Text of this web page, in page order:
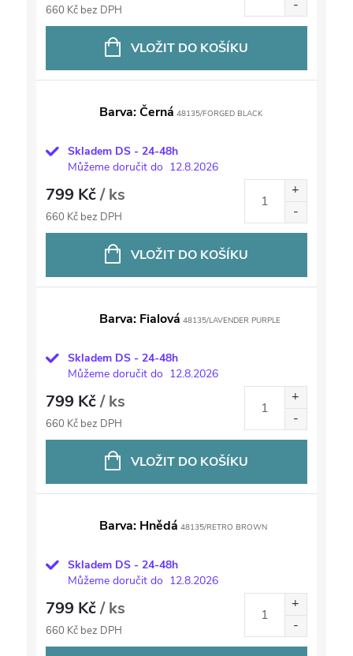
660 Kč bez DPH
VLOŽIT DO KOŠÍKU
Barva: Černá 48135/FORGED BLACK
Skladem DS - 24-48h
Můžeme doručit do 12.8.2026
799 Kč/ ks
660 Kč bez DPH
VLOŽIT DO KOŠÍKU
Barva: Fialová 48135/LAVENDER PURPLE
Skladem DS - 24-48h
Můžeme doručit do 12.8.2026
799 Kč/ ks
660 Kč bez DPH
VLOŽIT DO KOŠÍKU
Barva: Hnědá 48135/RETRO BROWN
Skladem DS - 24-48h
Můžeme doručit do 12.8.2026
799 Kč/ ks
660 Kč bez DPH